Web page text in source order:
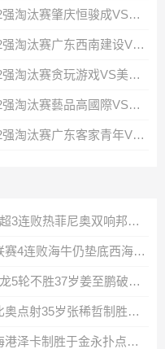
08月04日佛山西甲足球联赛32强淘汰赛肇庆恒骏成VS三七互娱全场录像
08月04日佛山西甲足球联赛32强淘汰赛广东西南建设VS香港圣徒全场录像
08月04日佛山西甲足球联赛32强淘汰赛贪玩游戏VS美的薪火全场录像
08月04日佛山西甲足球联赛32强淘汰赛藝品高國際VS湛江狂狼·粵辉能源全场录像
08月03日佛山西甲足球联赛32强淘汰赛广东客家青年VS广州英华思力U17全场录像
近3轮首胜！铁人3-1送申花中超3连败热菲尼奥双响邦本宜裕传射
笑傲德比！西海岸2-0送海牛联赛4连败海牛仍垫底西海岸升至第二
终结2连败！新鹏城2-0送铜梁龙5轮不胜37岁姜至鹏破门韦斯利建功
近三轮首胜！国安2-1浙江法比奥点射35岁张稀哲制胜王钰栋送助攻
换帅后开门红！十人泰山1-0海港泽卡制胜于金永扑点海港三球被吹